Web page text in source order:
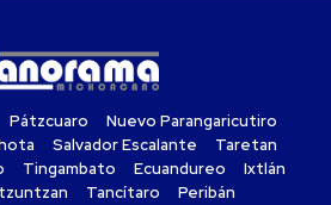
Pátzcuaro
Nuevo Parangaricutiro
Salvador Escalante
Taretan
Tingambato Ecuandureo
Ixtlán
Tancítaro Peribán